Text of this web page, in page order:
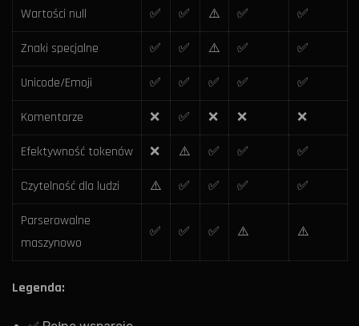
Wartości null ✅ ✅ ⚠️ ✅ ✅
Znaki specjalne ✅ ✅ ⚠️ ✅ ✅
Unicode/Emoji ✅ ✅ ✅ ✅ ✅
Komentarze ❌ ✅ ❌ ❌ ❌
Efektywność tokenów ❌ ⚠️ ✅ ✅ ✅
Czytelność dla ludzi ⚠️ ✅ ✅ ✅ ✅
Parserowalne
maszynowo
✅ ✅ ✅ ⚠️ ⚠️
Legenda: